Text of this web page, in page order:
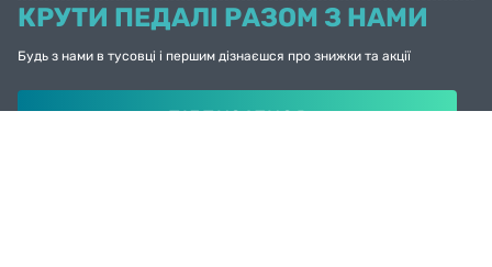
КРУТИ ПЕДАЛІ РАЗОМ З НАМИ
Будь з нами в тусовці і першим дізнаєшся про знижки та акції
ПІДПИСАТИСЯ